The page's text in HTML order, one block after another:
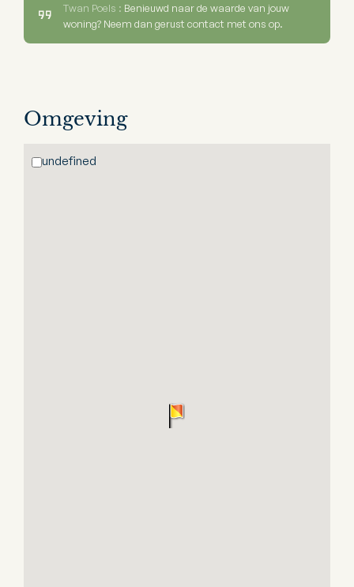
Twan Poels : Benieuwd naar de waarde van jouw
woning? Neem dan gerust contact met ons op.
Omgeving
undefined